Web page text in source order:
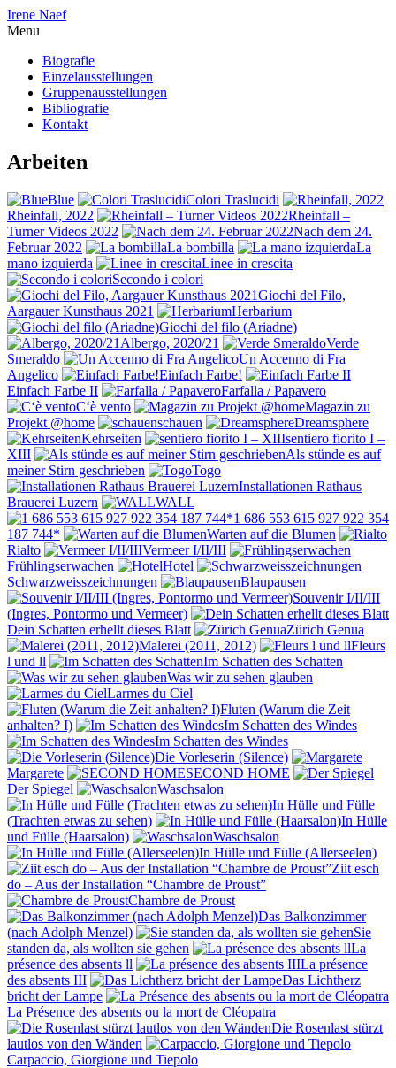
Irene Naef
Menu
Biografie
Einzelausstellungen
Gruppenausstellungen
Bibliografie
Kontakt
Arbeiten
Blue
Colori Traslucidi
Rheinfall, 2022
Rheinfall –
Turner Videos 2022
Nach dem 24.
Februar 2022
La bombilla
La
mano izquierda
Linee in crescita
Secondo i colori
Giochi del Filo,
Aargauer Kunsthaus 2021
Herbarium
Giochi del filo (Ariadne)
Albergo, 2020/21
Verde
Smeraldo
Un Accenno di Fra
Angelico
Einfach Farbe!
Einfach Farbe II
Farfalla / Papavero
C‘è vento
Magazin zu
Projekt @home
schauen
Dreamsphere
Kehrseiten
sentiero fiorito I –
XIII
Als stünde es auf
meiner Stirn geschrieben
Togo
Installationen Rathaus
Brauerei Luzern
WALL
1 686 553 615 927 922 354
187 744*
Warten auf die Blumen
Rialto
Vermeer I/II/III
Frühlingserwachen
Hotel
Schwarzweisszeichnungen
Blaupausen
Souvenir I/II/III
(Ingres, Pontormo und Vermeer)
Dein Schatten erhellt dieses Blatt
Zürich Genua
Malerei (2011, 2012)
Fleurs
l und ll
Im Schatten des Schatten
Was wir zu sehen glauben
Larmes du Ciel
Fluten (Warum die Zeit
anhalten? I)
Im Schatten des Windes
Im Schatten des Windes
Die Vorleserin (Silence)
Margarete
SECOND HOME
Der Spiegel
Waschsalon
In Hülle und Fülle
(Trachten etwas zu sehen)
In Hülle
und Fülle (Haarsalon)
Waschsalon
In Hülle und Fülle (Allerseelen)
Ziit esch
do – Aus der Installation “Chambre de Proust”
Chambre de Proust
Das Balkonzimmer
(nach Adolph Menzel)
Sie
standen da, als wollten sie gehen
La
présence des absents ll
La présence
des absents III
Das Lichtherz
bricht der Lampe
La Présence des absents ou la mort de Cléopatra
Die Rosenlast stürzt
lautlos von den Wänden
Carpaccio, Giorgione und Tiepolo